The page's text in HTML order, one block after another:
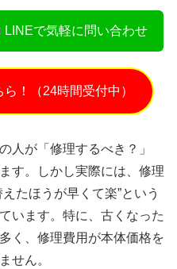
で気軽に問い合わせ
！（24時間受付中）
人が「修理するべき？」
す。しかし実際には、修理
たほうが早くて楽”という
います。特に、古くなった
く、修理費用が本体価格を
せん。